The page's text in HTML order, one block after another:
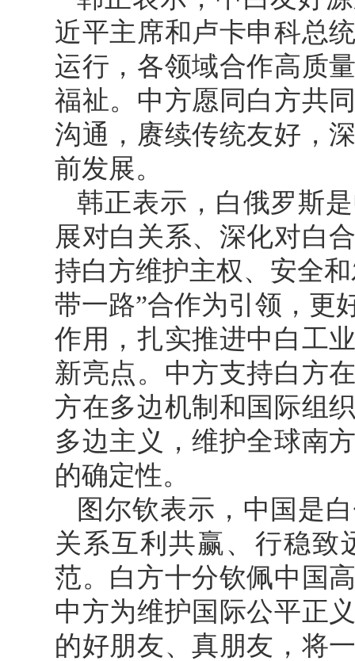
近平主席和卢卡申科总
运行，各领域合作高质
福祉。中方愿同白方共
沟通，赓续传统友好，
前发展。
韩正表示，白俄罗斯
展对白关系、深化对白
持白方维护主权、安全
带一路”合作为引领，更
作用，扎实推进中白工
新亮点。中方支持白方
方在多边机制和国际组
多边主义，维护全球南
的确定性。
图尔钦表示，中国是
关系互利共赢、行稳致
范。白方十分钦佩中国
中方为维护国际公平正
的好朋友、真朋友，将